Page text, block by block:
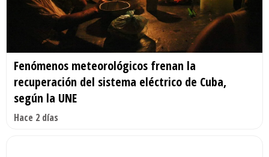
Fenómenos meteorológicos frenan la
recuperación del sistema eléctrico de Cuba,
según la UNE
Hace 2 días